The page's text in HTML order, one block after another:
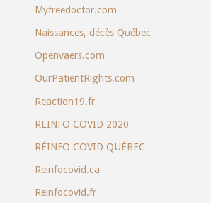
Myfreedoctor.com
Naissances, décès Québec
Openvaers.com
OurPatientRights.com
Reaction19.fr
REINFO COVID 2020
RÉINFO COVID QUÉBEC
Reinfocovid.ca
Reinfocovid.fr